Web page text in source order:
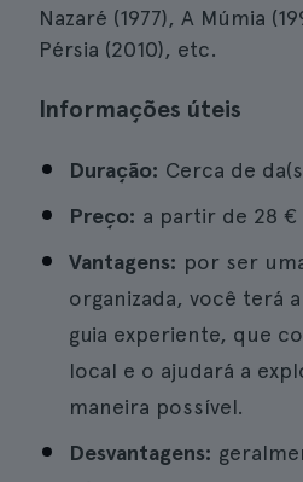
Nazaré (1977), A Múmia
Pérsia (2010), etc.
Informações úteis
Duração: Cerca de
Preço: a partir de 28 €
Vantagens: por ser
organizada, você terá
guia experiente, que
local e o ajudará a
maneira possível.
Desvantagens: